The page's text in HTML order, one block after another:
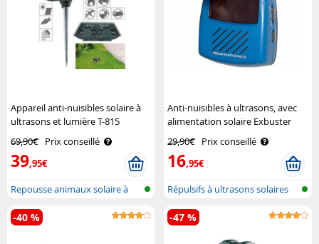
Appareil anti-nuisibles solaire à
ultrasons et lumière T-815
69,90€ Prix conseillé
39,95€
Repousse animaux solaire à
ultrason..
Anti-nuisibles à ultrasons, avec
alimentation solaire Exbuster
29,90€ Prix conseillé
16,95€
Répulsifs à ultrasons solaires
pour..
-40 % -47 %